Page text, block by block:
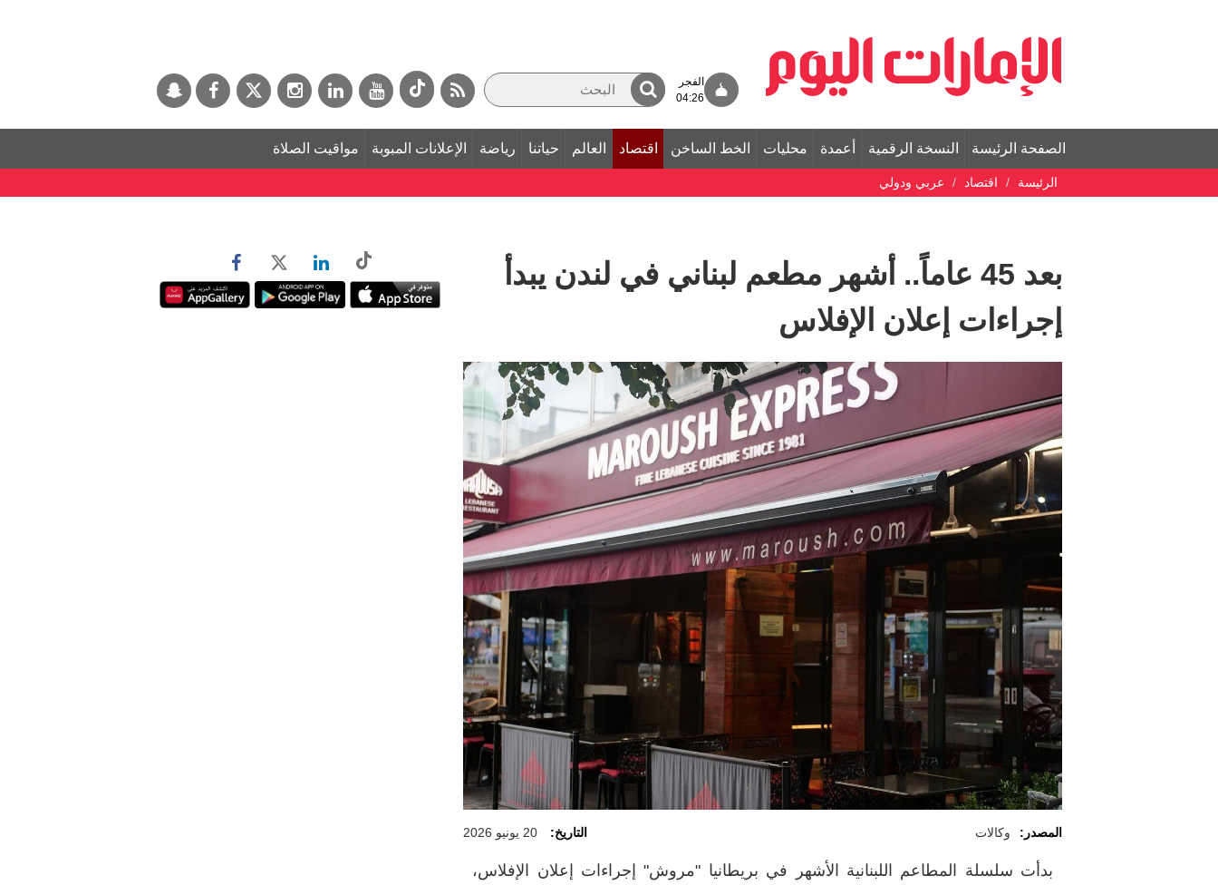
الفجر
04:26
الصفحة الرئيسة النسخة الرقمية أعمدة محليات الخط الساخن اقتصاد العالم حياتنا رياضة الإعلانات المبوبة مواقيت الصلاة
الرئيسة اقتصاد عربي ودولي
بعد 45 عاماً.. أشهر مطعم لبناني في لندن يبدأ
إجراءات إعلان الإفلاس
المصدر: وكالات التاريخ: 20 يونيو 2026
بدأت سلسلة المطاعم اللبنانية الأشهر في بريطانيا "مروش" إجراءات إعلان الإفلاس،